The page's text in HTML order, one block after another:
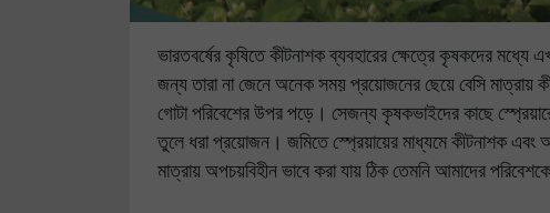
ভারতবর্ষের কৃষিতে কীটনাশক ব্যবহারের ক্ষেত্রে কৃষকদের
জন্য তারা না জেনে অনেক সময় প্রয়োজনের ছেয়ে বেসি মাত্রায়
গোটা পরিবেশের উপর পড়ে। সেজন্য কৃষকভাইদের কাছে
তুলে ধরা প্রয়োজন। জমিতে স্প্রেয়ায়ের মাধ্যমে কীটনাশক
মাত্রায় অপচয়বিহীন ভাবে করা যায় ঠিক তেমনি আমাদের